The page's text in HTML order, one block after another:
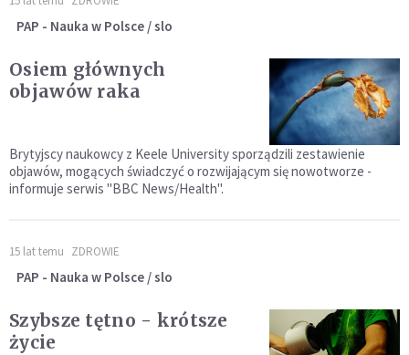
PAP - Nauka w Polsce / slo
Osiem głównych
objawów raka
Brytyjscy naukowcy z Keele University sporządzili zestawienie
objawów, mogących świadczyć o rozwijającym się nowotworze -
informuje serwis "BBC News/Health".
15 lat temu ZDROWIE
PAP - Nauka w Polsce / slo
Szybsze tętno - krótsze
życie